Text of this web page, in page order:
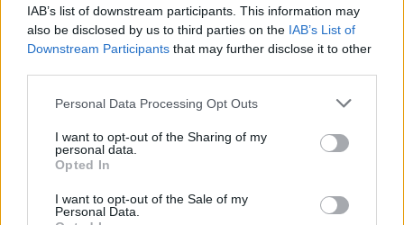
IAB’s list of downstream participants. This information may
also be disclosed by us to third parties on the IAB’s List of
Downstream Participants that may further disclose it to other
Please note that this website/app uses one or more Google
not limited to your visit or usage behaviour. You may click to
grant or deny consent to Google and its third-party tags to
use your data for below specified purposes in below Google
consent section.
Personal Data Processing Opt Outs
I want to opt-out of the Sharing of my
personal data.
Opted In
I want to opt-out of the Sale of my
Personal Data.
Buchel, Salanovic. All. Gubser
SEGUICI SU FACEBOOK
LOMBARDI DICE NO ALLO STADIO DELLA ROMA